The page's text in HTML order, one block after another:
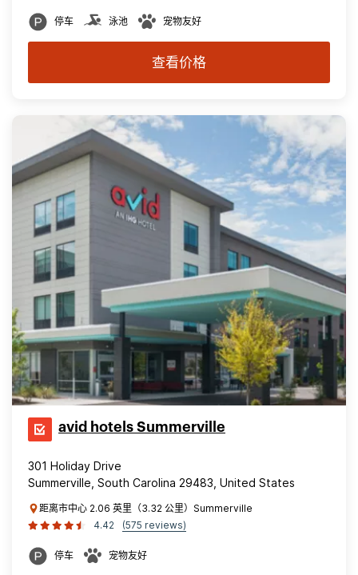
停车 泳池 宠物友好
查看价格
avid hotels Summerville
301 Holiday Drive
Summerville, South Carolina 29483, United States
距离市中心 2.06 英里（3.32 公里）Summerville
4.42
(575 reviews)
停车 宠物友好